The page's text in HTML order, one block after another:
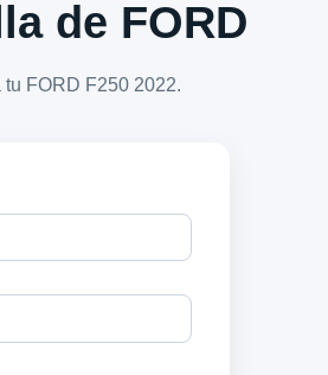
de FORD
FORD F250 2022.